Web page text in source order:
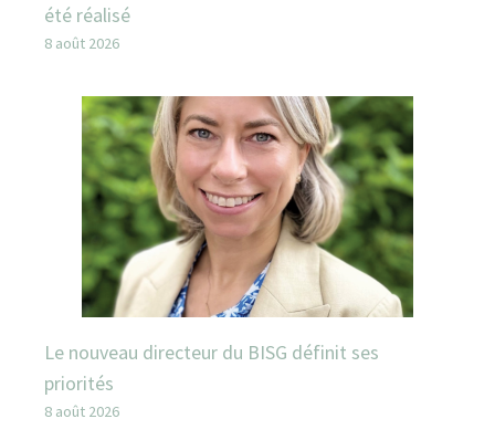
été réalisé
8 août 2026
Le nouveau directeur du BISG définit ses
priorités
8 août 2026